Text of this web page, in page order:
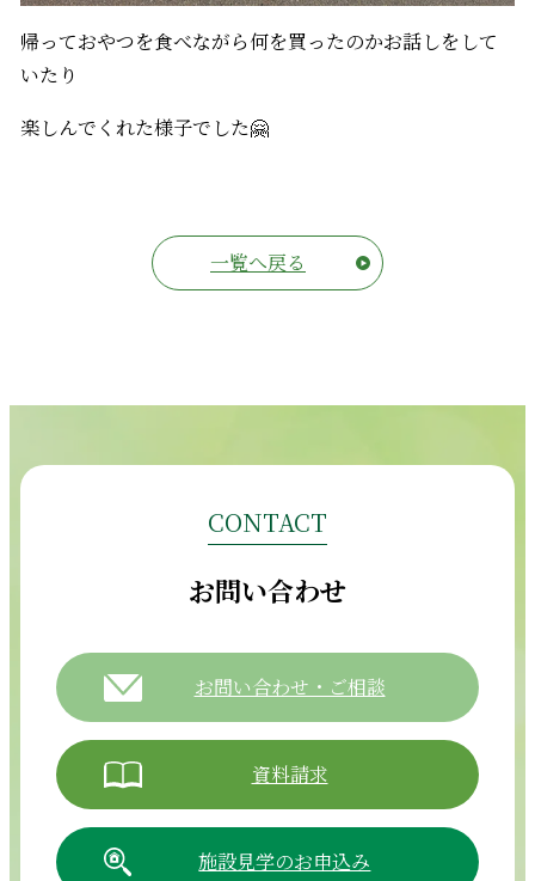
帰っておやつを食べながら何を買ったのかお話しをして
いたり
楽しんでくれた様子でした🤗
一覧へ戻る
CONTACT
お問い合わせ
お問い合わせ・ご相談
資料請求
施設見学のお申込み